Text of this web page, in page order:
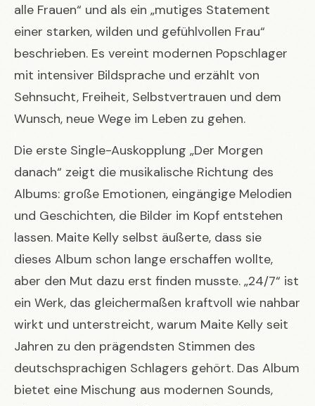
alle Frauen“ und als ein „mutiges Statement
einer starken, wilden und gefühlvollen Frau“
beschrieben. Es vereint modernen Popschlager
mit intensiver Bildsprache und erzählt von
Sehnsucht, Freiheit, Selbstvertrauen und dem
Wunsch, neue Wege im Leben zu gehen.
Die erste Single-Auskopplung „Der Morgen
danach“ zeigt die musikalische Richtung des
Albums: große Emotionen, eingängige Melodien
und Geschichten, die Bilder im Kopf entstehen
lassen. Maite Kelly selbst äußerte, dass sie
dieses Album schon lange erschaffen wollte,
aber den Mut dazu erst finden musste. „24/7“ ist
ein Werk, das gleichermaßen kraftvoll wie nahbar
wirkt und unterstreicht, warum Maite Kelly seit
Jahren zu den prägendsten Stimmen des
deutschsprachigen Schlagers gehört. Das Album
bietet eine Mischung aus modernen Sounds,